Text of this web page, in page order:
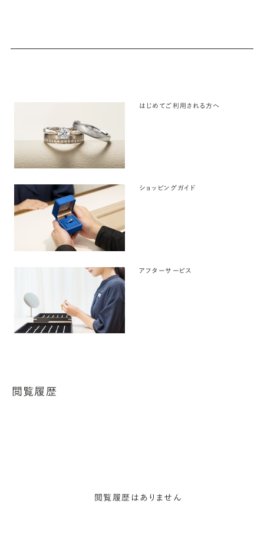
はじめてご利用される方へ
ショッピングガイド
アフターサービス
閲覧履歴
閲覧履歴はありません